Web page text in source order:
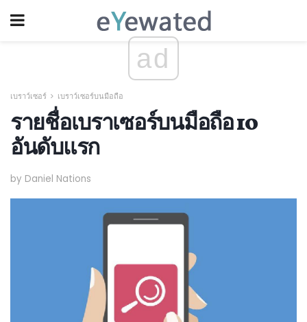
ad
เบราว์เซอร์ เบราว์เซอร์บนมือถือ
รายชื่อเบราเซอร์บนมือถือ 10
อันดับแรก
by Daniel Nations